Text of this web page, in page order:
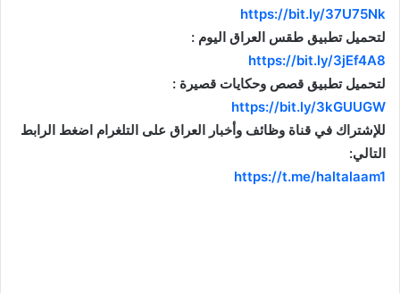
https://bit.ly/37U75Nk
لتحميل تطبيق طقس العراق اليوم :
https://bit.ly/3jEf4A8
لتحميل تطبيق قصص وحكايات قصيرة :
https://bit.ly/3kGUUGW
للإشتراك في قناة وظائف وأخبار العراق على التلغرام اضغط الرابط
التالي:
https://t.me/haltalaam1